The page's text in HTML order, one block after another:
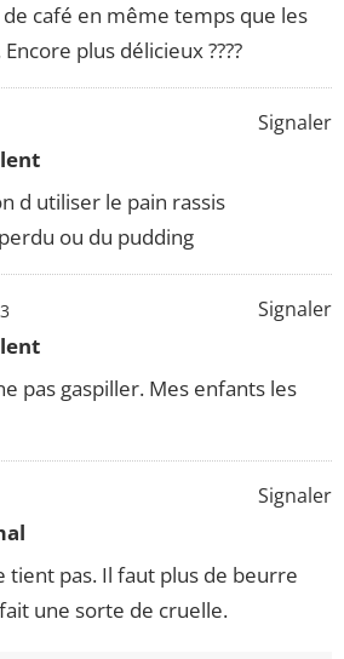
café en même temps que les
plus délicieux ????
Signaler
d utiliser le pain rassis
ou du pudding
Signaler
pas gaspiller. Mes enfants les
Signaler
tient pas. Il faut plus de beurre
une sorte de cruelle.